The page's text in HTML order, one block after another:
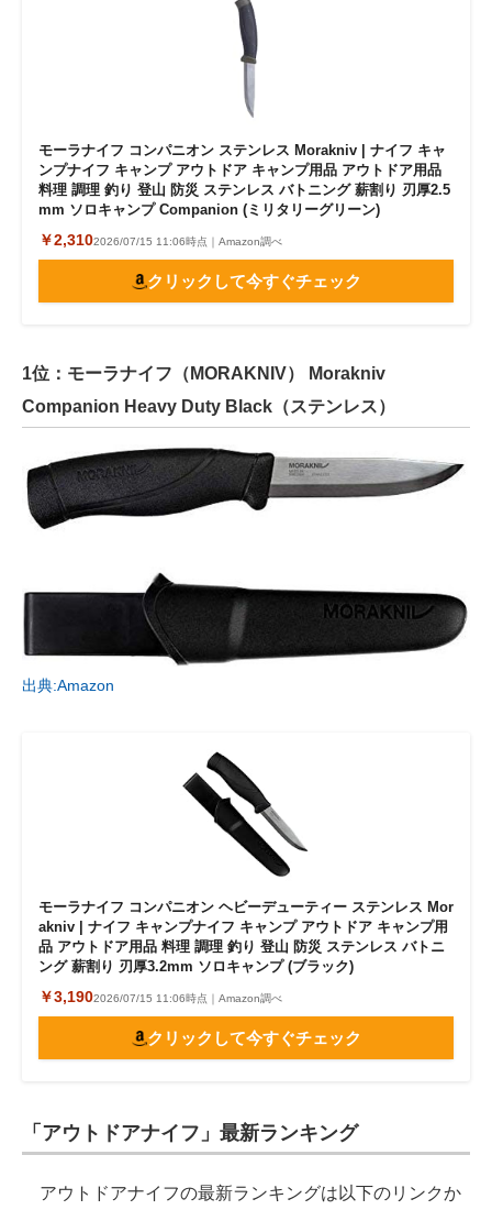
モーラナイフ コンパニオン ステンレス Morakniv | ナイフ キャ
ンプナイフ キャンプ アウトドア キャンプ用品 アウトドア用品
料理 調理 釣り 登山 防災 ステンレス バトニング 薪割り 刃厚2.5
mm ソロキャンプ Companion (ミリタリーグリーン)
￥2,3102026/07/15 11:06時点｜Amazon調べ
クリックして今すぐチェック
1位：モーラナイフ（MORAKNIV） Morakniv
Companion Heavy Duty Black（ステンレス）
出典:Amazon
モーラナイフ コンパニオン ヘビーデューティー ステンレス Mor
akniv | ナイフ キャンプナイフ キャンプ アウトドア キャンプ用
品 アウトドア用品 料理 調理 釣り 登山 防災 ステンレス バトニ
ング 薪割り 刃厚3.2mm ソロキャンプ (ブラック)
￥3,1902026/07/15 11:06時点｜Amazon調べ
クリックして今すぐチェック
「アウトドアナイフ」最新ランキング
アウトドアナイフの最新ランキングは以下のリンクか